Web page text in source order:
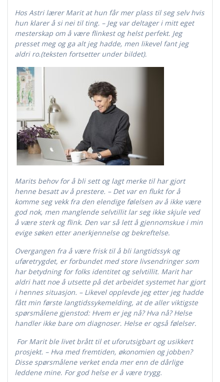
Hos Astri lærer Marit at hun får mer plass til seg selv hvis
hun klarer å si nei til ting. – Jeg var deltager i mitt eget
mesterskap om å være flinkest og helst perfekt. Jeg
presset meg og ga alt jeg hadde, men likevel fant jeg
aldri ro.(teksten fortsetter under bildet).
Marits behov for å bli sett og lagt merke til har gjort
henne besatt av å prestere. – Det var en flukt for å
komme seg vekk fra den elendige følelsen av å ikke være
god nok, men manglende selvtillit lar seg ikke skjule ved
å være sterk og flink. Den var så lett å gjennomskue i min
evige søken etter anerkjennelse og bekreftelse.
Overgangen fra å være frisk til å bli langtidssyk og
uføretrygdet, er forbundet med store livsendringer som
har betydning for folks identitet og selvtillit. Marit har
aldri hatt noe å utsette på det arbeidet systemet har gjort
i hennes situasjon. – Likevel opplevde jeg etter jeg hadde
fått min første langtidssykemelding, at de aller viktigste
spørsmålene gjenstod: Hvem er jeg nå? Hva nå? Helse
handler ikke bare om diagnoser. Helse er også følelser.
For Marit ble livet brått til et uforutsigbart og usikkert
prosjekt. – Hva med fremtiden, økonomien og jobben?
Disse spørsmålene verket enda mer enn de dårlige
leddene mine. For god helse er å være trygg.